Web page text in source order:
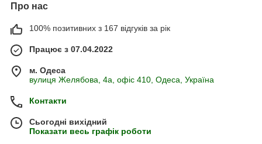
Про нас
100% позитивних з 167 відгуків за рік
Працює з 07.04.2022
м. Одеса
вулиця Желябова, 4а, офіс 410, Одеса, Україна
Контакти
Сьогодні вихідний
Показати весь графік роботи